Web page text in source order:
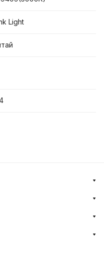
Light